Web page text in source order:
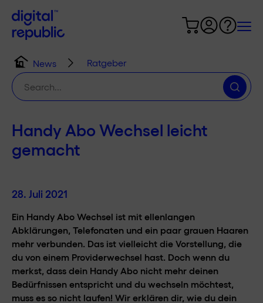
News
Ratgeber
Suche
nach:
Handy Abo Wechsel leicht
gemacht
28. Juli 2021
Ein Handy Abo Wechsel ist mit ellenlangen
Abklärungen, Telefonaten und ein paar grauen Haaren
mehr verbunden. Das ist vielleicht die Vorstellung, die
du von einem Providerwechsel hast. Doch wenn du
merkst, dass dein Handy Abo nicht mehr deinen
Bedürfnissen entspricht und du wechseln möchtest,
muss es so nicht laufen! Wir erklären dir, wie du dein